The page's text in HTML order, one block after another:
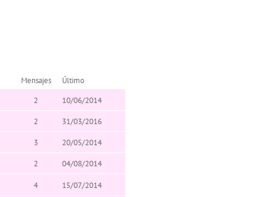
Mensajes
Último
2 10/06/2014
2 31/03/2016
3 20/05/2014
2 04/08/2014
4 15/07/2014